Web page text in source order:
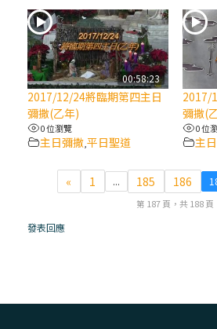
降生人間，需要人的
(6)黃敏正主教帶你做
槽」═「謙卑」
(5)黃敏正主教帶你
傳」：講耶穌的故事
(4)黃敏正主教帶你
「想看」耶穌，耶穌
(2)黃敏正主教帶你
00:58:23
2017/12/24將臨期第四主日
彌撒(乙年)
0 位瀏覽
主日彌撒 ,平日聖道
2017/
彌撒(
0 位
主
« 1 ... 185 186
第 187 頁，共 188 頁
發表回應